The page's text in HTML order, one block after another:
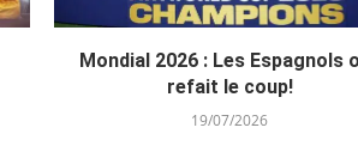
Mondial 2026 : Les Espagnols
refait le coup!
19/07/2026